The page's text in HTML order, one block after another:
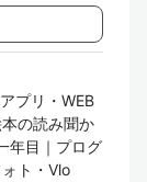
プリ・WEB
の読み聞か
年目｜プログ
ト・Vlo